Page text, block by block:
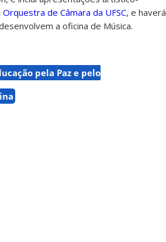
Orquestra de Câmara da UFSC, e haverá
a oficina de Música.
pela Paz e pelo